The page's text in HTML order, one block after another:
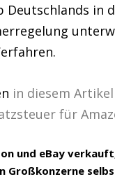
in
in diesem
für
und eBay